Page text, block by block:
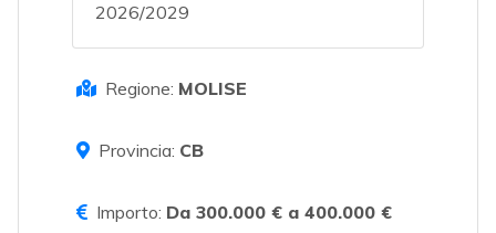
2026/2029
Regione: MOLISE
Provincia: CB
Importo: Da 300.000 € a 400.000 €